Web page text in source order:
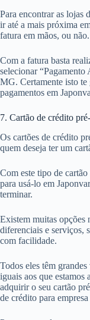
Para encontrar as lojas
ir até a mais próxima
fatura em mãos, ou não.
Com a fatura basta
selecionar
MG. Certamente isto te
pagamentos em
7. Cartão de crédito
Os cartões de crédito
quem deseja ter um
Com este tipo de
para usá-lo em
terminar.
Existem muitas opções
diferenciais e serviços,
com facilidade.
Todos eles têm
iguais aos que estamos
adquirir o seu cartão
de crédito para